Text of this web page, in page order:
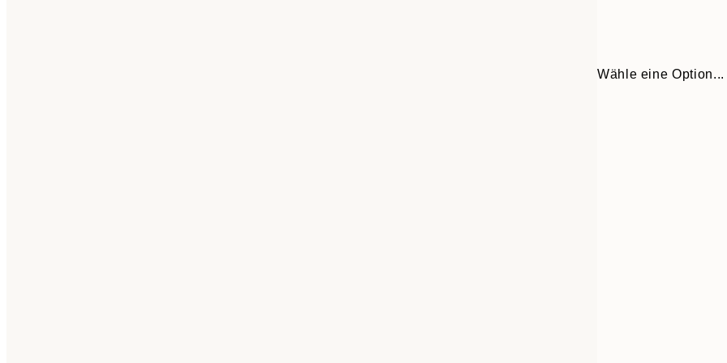
Wähle eine Option...